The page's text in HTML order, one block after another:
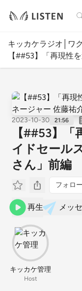
検索
キッカケラジオ│ワ
【##53】「再現性
2023-10-30 21:56
【##53】
イドセール
さん」前編
フォロ
再生 メッ
キッカケ管理
Host